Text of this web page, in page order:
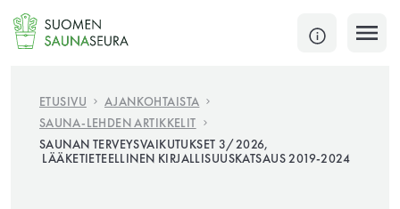
Siirry
sisältöön
SULJE
Jokaisen kuun 1. lauantai on jaettu ja jokaisen kuun
1. maanantai huoltomaanantai
ETUSIVU
AJANKOHTAISTA
SAUNA-LEHDEN ARTIKKELIT
SAUNAN TERVEYSVAIKUTUKSET 3/2026,
LÄÄKETIETEELLINEN KIRJALLISUUSKATSAUS 2019-2024